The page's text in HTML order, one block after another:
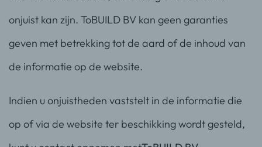
onjuist kan zijn. ToBUILD BV kan geen garanties
geven met betrekking tot de aard of de inhoud van
de informatie op de website.
Indien u onjuistheden vaststelt in de informatie die
op of via de website ter beschikking wordt gesteld,